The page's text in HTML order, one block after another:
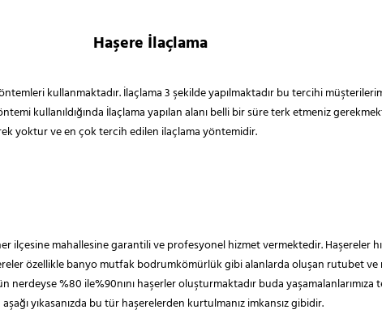
Haşere İlaçlama
kullanmaktadır. İlaçlama 3 şekilde yapılmaktadır bu tercihi
kullanıldığında İlaçlama yapılan alanı belli bir süre terk etmeniz
yoktur ve en çok tercih edilen ilaçlama yöntemidir.
ilçesine mahallesine garantili ve profesyonel hizmet vermektedir. Haşereler
özellikle banyo mutfak bodrumkömürlük gibi alanlarda oluşan rutubet
%80 ile%90nını haşerler oluşturmaktadır buda
yıkasanızda bu tür haşerelerden kurtulmanız imkansız gibidir.